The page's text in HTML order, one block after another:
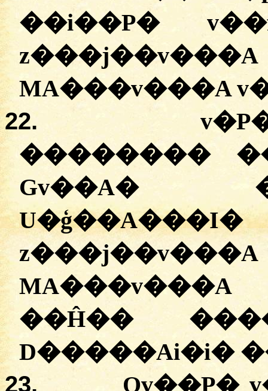
��i��P�
z���j��v���A
MA���v���A
22.
���������
Gv��A�
U�ģ��A���I�
z���j��v���A
MA���v���A
��Ĥ���
D�����Ai�i��
23. Qv��P�